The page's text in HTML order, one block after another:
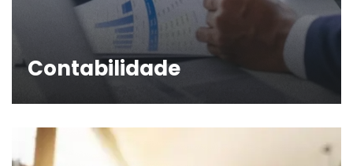
Contabilidade